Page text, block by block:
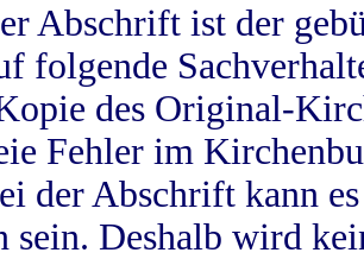
Abschrift ist der
folgende
des Original-
Fehler im
der Abschrift kann
sein. Deshalb wird